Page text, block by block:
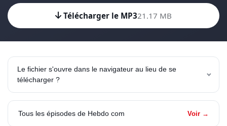
samedi sur BFM Business. Cette émission a été
réalisée en partenariat avec CB News.
Télécharger le MP321.17 MB
Le fichier s'ouvre dans le navigateur au lieu de se
télécharger ?
Tous les épisodes de Hebdo com Voir →